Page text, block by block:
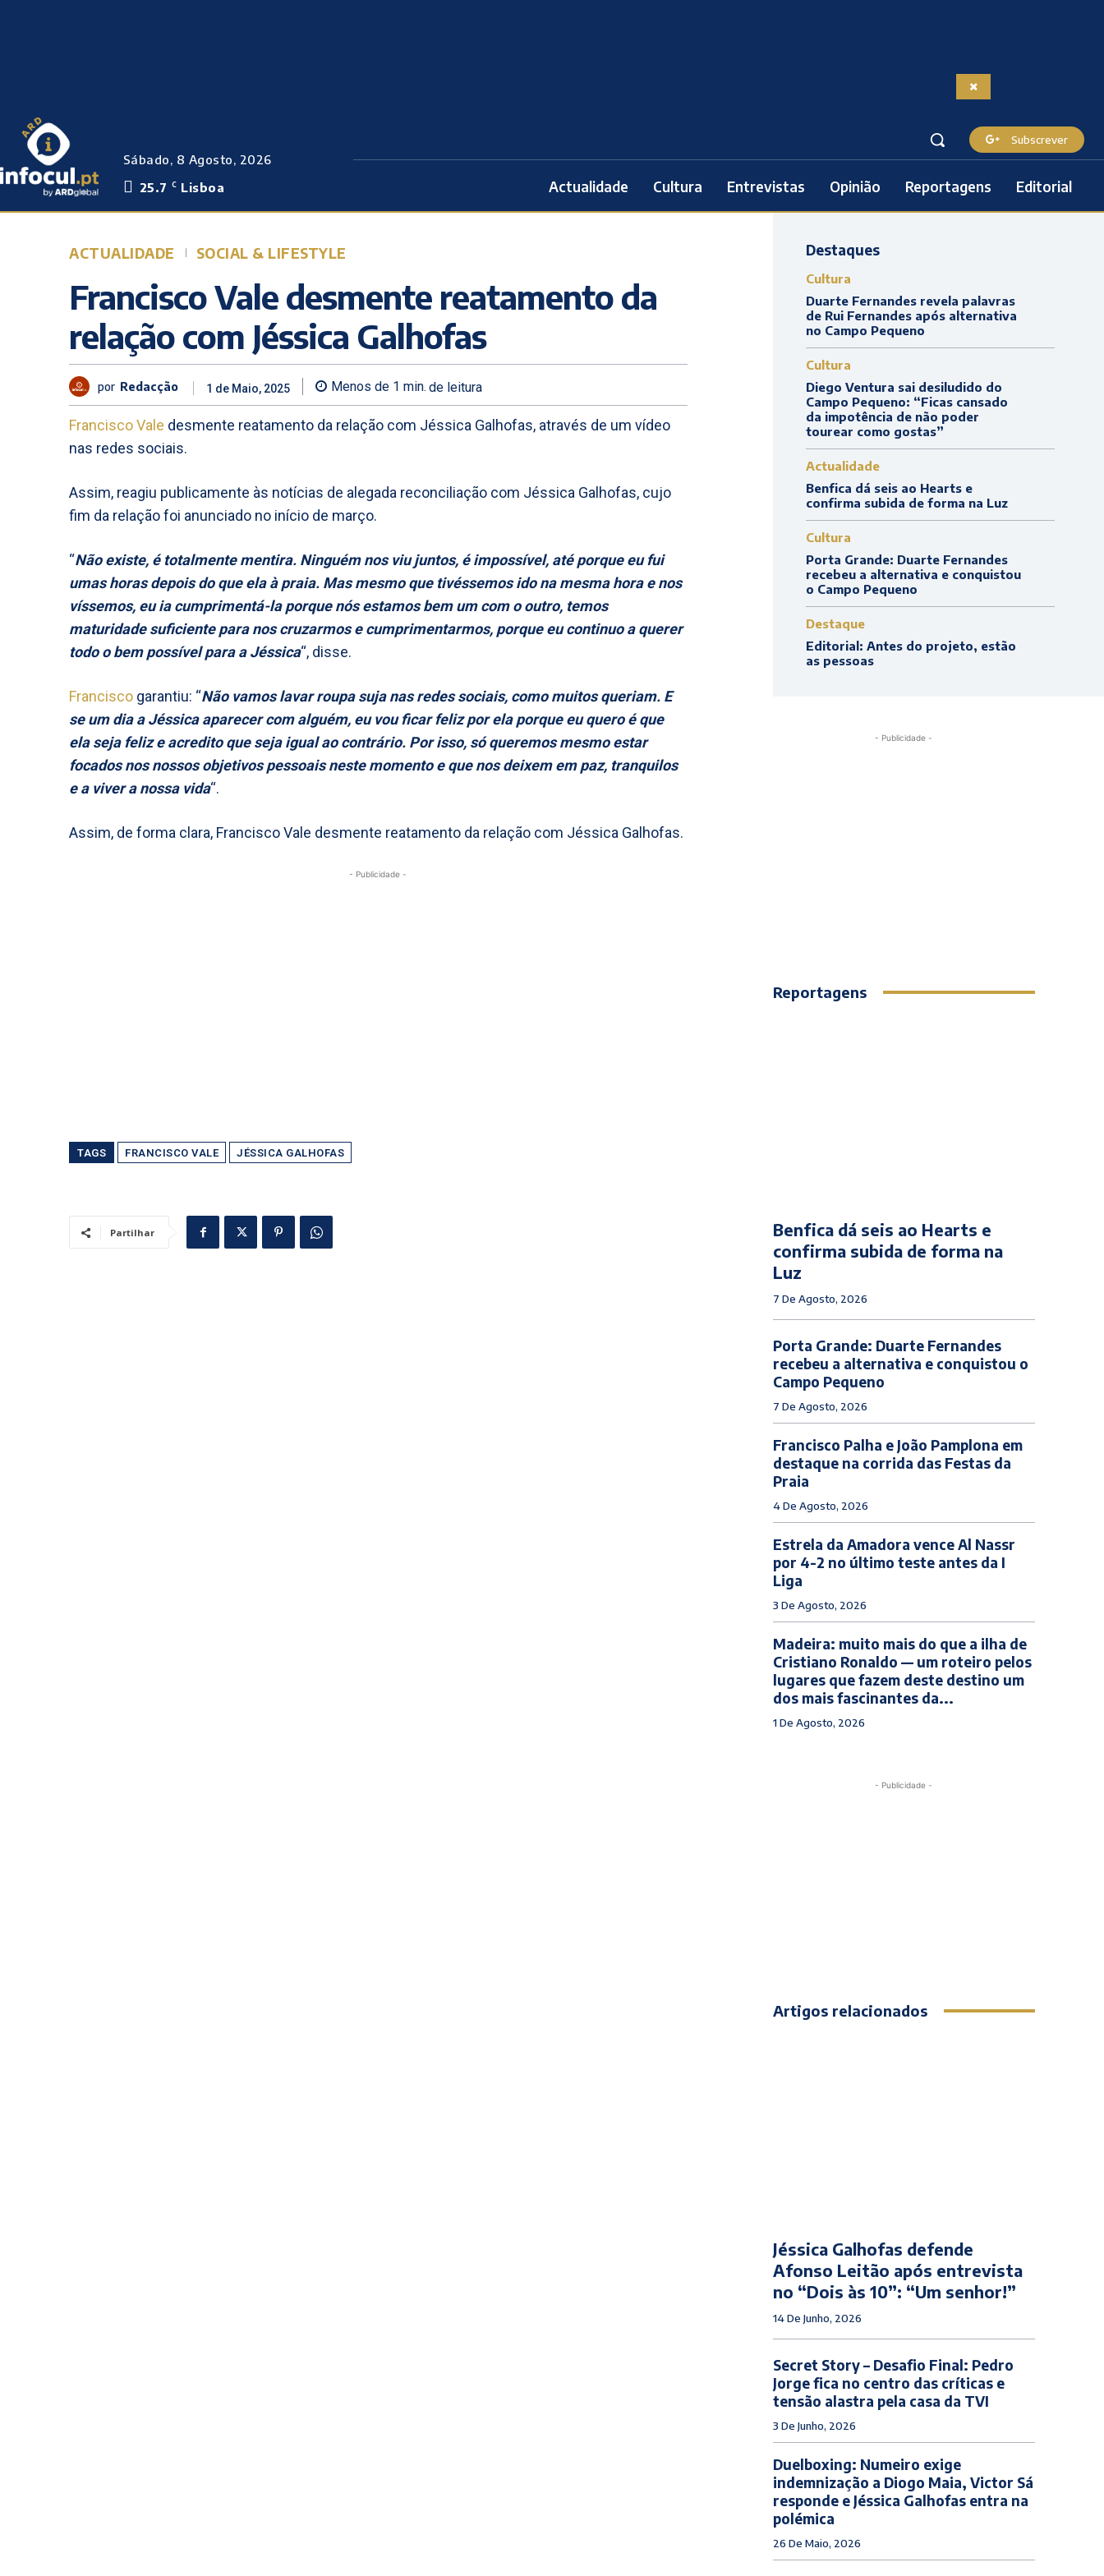
Sábado, 8 Agosto, 2026
25.7
C Lisboa
Subscrever
Actualidade Cultura Entrevistas Opinião Reportagens Editorial
ACTUALIDADE SOCIAL & LIFESTYLE
Francisco Vale desmente reatamento da
relação com Jéssica Galhofas
por Redacção 1 de Maio, 2025 Menos de 1 min. de leitura
Francisco Vale desmente reatamento da relação com Jéssica Galhofas, através de um vídeo
nas redes sociais.
Assim, reagiu publicamente às notícias de alegada reconciliação com Jéssica Galhofas, cujo
fim da relação foi anunciado no início de março.
“Não existe, é totalmente mentira. Ninguém nos viu juntos, é impossível, até porque eu fui
umas horas depois do que ela à praia. Mas mesmo que tivéssemos ido na mesma hora e nos
víssemos, eu ia cumprimentá-la porque nós estamos bem um com o outro, temos
maturidade suficiente para nos cruzarmos e cumprimentarmos, porque eu continuo a querer
todo o bem possível para a Jéssica“, disse.
Francisco garantiu: “Não vamos lavar roupa suja nas redes sociais, como muitos queriam. E
se um dia a Jéssica aparecer com alguém, eu vou ficar feliz por ela porque eu quero é que
ela seja feliz e acredito que seja igual ao contrário. Por isso, só queremos mesmo estar
focados nos nossos objetivos pessoais neste momento e que nos deixem em paz, tranquilos
e a viver a nossa vida“.
Assim, de forma clara, Francisco Vale desmente reatamento da relação com Jéssica Galhofas.
- Publicidade -
TAGS FRANCISCO VALE JÉSSICA GALHOFAS
Partilhar
Destaques
Cultura
Duarte Fernandes revela palavras
de Rui Fernandes após alternativa
no Campo Pequeno
Cultura
Diego Ventura sai desiludido do
Campo Pequeno: “Ficas cansado
da impotência de não poder
tourear como gostas”
Actualidade
Benfica dá seis ao Hearts e
confirma subida de forma na Luz
Cultura
Porta Grande: Duarte Fernandes
recebeu a alternativa e conquistou
o Campo Pequeno
Destaque
Editorial: Antes do projeto, estão
as pessoas
- Publicidade -
Reportagens
Benfica dá seis ao Hearts e
confirma subida de forma na
Luz
7 De Agosto, 2026
Porta Grande: Duarte Fernandes
recebeu a alternativa e conquistou o
Campo Pequeno
7 De Agosto, 2026
Francisco Palha e João Pamplona em
destaque na corrida das Festas da
Praia
4 De Agosto, 2026
Estrela da Amadora vence Al Nassr
por 4-2 no último teste antes da I
Liga
3 De Agosto, 2026
Madeira: muito mais do que a ilha de
Cristiano Ronaldo — um roteiro pelos
lugares que fazem deste destino um
dos mais fascinantes da...
1 De Agosto, 2026
- Publicidade -
Artigos relacionados
Jéssica Galhofas defende
Afonso Leitão após entrevista
no “Dois às 10”: “Um senhor!”
14 De Junho, 2026
Secret Story – Desafio Final: Pedro
Jorge fica no centro das críticas e
tensão alastra pela casa da TVI
3 De Junho, 2026
Duelboxing: Numeiro exige
indemnização a Diogo Maia, Victor Sá
responde e Jéssica Galhofas entra na
polémica
26 De Maio, 2026